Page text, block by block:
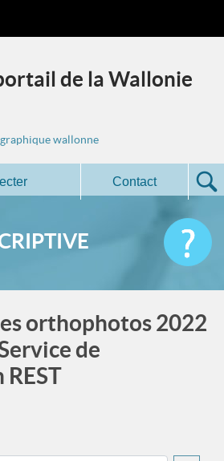
de la Wallonie
wallonne
Contact
orthophotos 2022
de